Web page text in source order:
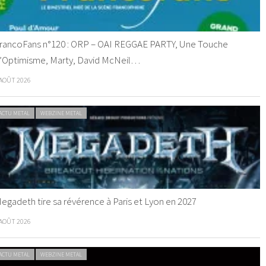
n°120 : ORP – OAI REGGAE PARTY, Une Touche
Marty, David McNeil…
2026
METAL WEBZINE METAL
tire sa révérence à Paris et Lyon en 2027
2026
METAL WEBZINE METAL